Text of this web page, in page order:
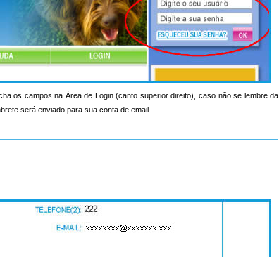
os campos na Área de Login (canto superior direito), caso não se lembre da
será enviado para sua conta de email.